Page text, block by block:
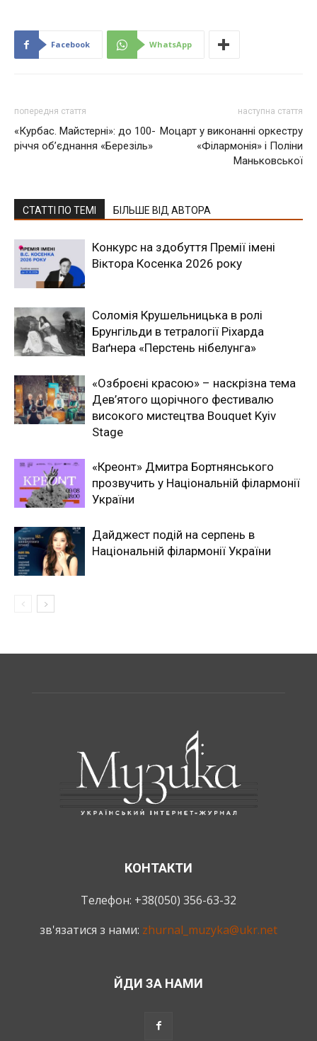
Facebook WhatsApp
попередня стаття
«Курбас. Майстерні»: до 100-
річчя об’єднання «Березіль»
наступна стаття
Моцарт у виконанні оркестру
«Філармонія» і Поліни
Маньковської
СТАТТІ ПО ТЕМІ БІЛЬШЕ ВІД АВТОРА
Конкурс на здобуття Премії імені
Віктора Косенка 2026 року
Соломія Крушельницька в ролі
Брунгільди в тетралогії Ріхарда
Ваґнера «Перстень нібелунга»
«Озброєні красою» – наскрізна тема
Дев’ятого щорічного фестивалю
високого мистецтва Bouquet Kyiv
Stage
«Креонт» Дмитра Бортнянського
прозвучить у Національній філармонії
України
Дайджест подій на серпень в
Національній філармонії України
КОНТАКТИ
Телефон: +38(050) 356-63-32
зв'язатися з нами: zhurnal_muzyka@ukr.net
ЙДИ ЗА НАМИ